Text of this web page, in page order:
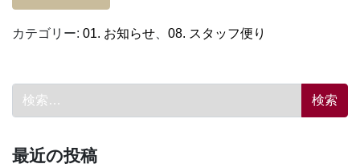
カテゴリー: 01. お知らせ 08. スタッフ便り
検索:
最近の投稿